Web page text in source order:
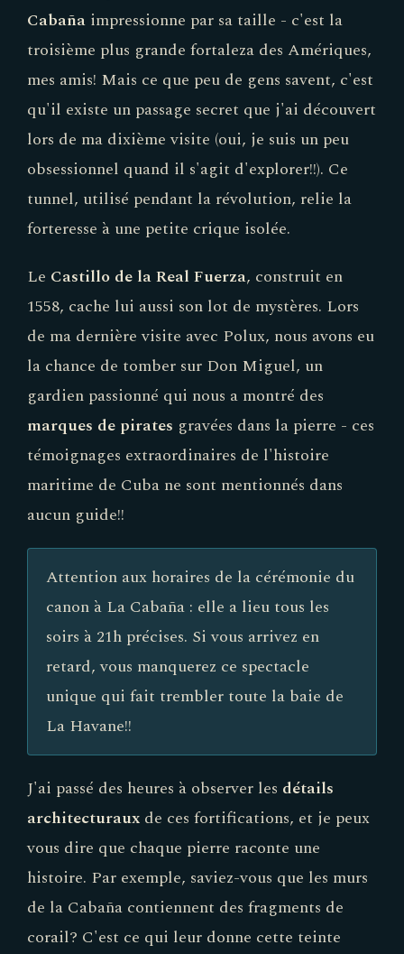
Cabaña impressionne par sa taille - c'est la
troisième plus grande fortaleza des Amériques,
mes amis! Mais ce que peu de gens savent, c'est
qu'il existe un passage secret que j'ai découvert
lors de ma dixième visite (oui, je suis un peu
obsessionnel quand il s'agit d'explorer!!). Ce
tunnel, utilisé pendant la révolution, relie la
forteresse à une petite crique isolée.
Le Castillo de la Real Fuerza , construit en
1558, cache lui aussi son lot de mystères. Lors
de ma dernière visite avec Polux, nous avons eu
la chance de tomber sur Don Miguel, un
gardien passionné qui nous a montré des
marques de pirates gravées dans la pierre - ces
témoignages extraordinaires de l'histoire
maritime de Cuba ne sont mentionnés dans
aucun guide!!
Attention aux horaires de la cérémonie du
canon à La Cabaña : elle a lieu tous les
soirs à 21h précises. Si vous arrivez en
retard, vous manquerez ce spectacle
unique qui fait trembler toute la baie de
La Havane!!
J'ai passé des heures à observer les détails
architecturaux de ces fortifications, et je peux
vous dire que chaque pierre raconte une
histoire. Par exemple, saviez-vous que les murs
de la Cabaña contiennent des fragments de
corail? C'est ce qui leur donne cette teinte